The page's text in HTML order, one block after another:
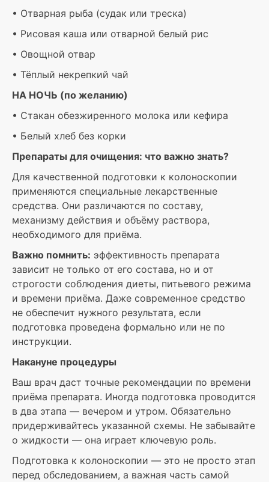
• Отварная рыба (судак или треска)
• Рисовая каша или отварной белый рис
• Овощной отвар
• Тёплый некрепкий чай
НА НОЧЬ (по желанию)
• Стакан обезжиренного молока или кефира
• Белый хлеб без корки
Препараты для очищения: что важно знать?
Для качественной подготовки к колоноскопии
применяются специальные лекарственные
средства. Они различаются по составу,
механизму действия и объёму раствора,
необходимого для приёма.
Важно помнить: эффективность препарата
зависит не только от его состава, но и от
строгости соблюдения диеты, питьевого режима
и времени приёма. Даже современное средство
не обеспечит нужного результата, если
подготовка проведена формально или не по
инструкции.
Накануне процедуры
Ваш врач даст точные рекомендации по времени
приёма препарата. Иногда подготовка проводится
в два этапа — вечером и утром. Обязательно
придерживайтесь указанной схемы. Не забывайте
о жидкости — она играет ключевую роль.
Подготовка к колоноскопии — это не просто этап
перед обследованием, а важная часть самой